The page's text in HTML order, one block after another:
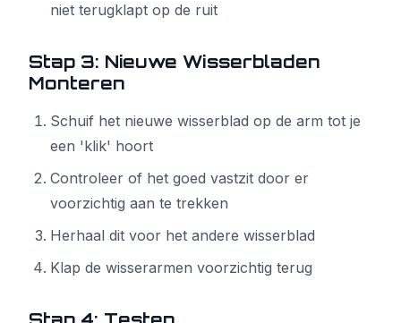
niet terugklapt op de ruit
Stap 3: Nieuwe Wisserbladen
Monteren
Schuif het nieuwe wisserblad op de arm tot je
een 'klik' hoort
Controleer of het goed vastzit door er
voorzichtig aan te trekken
Herhaal dit voor het andere wisserblad
Klap de wisserarmen voorzichtig terug